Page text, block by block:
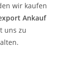
wir kaufen
Ankauf
uns zu